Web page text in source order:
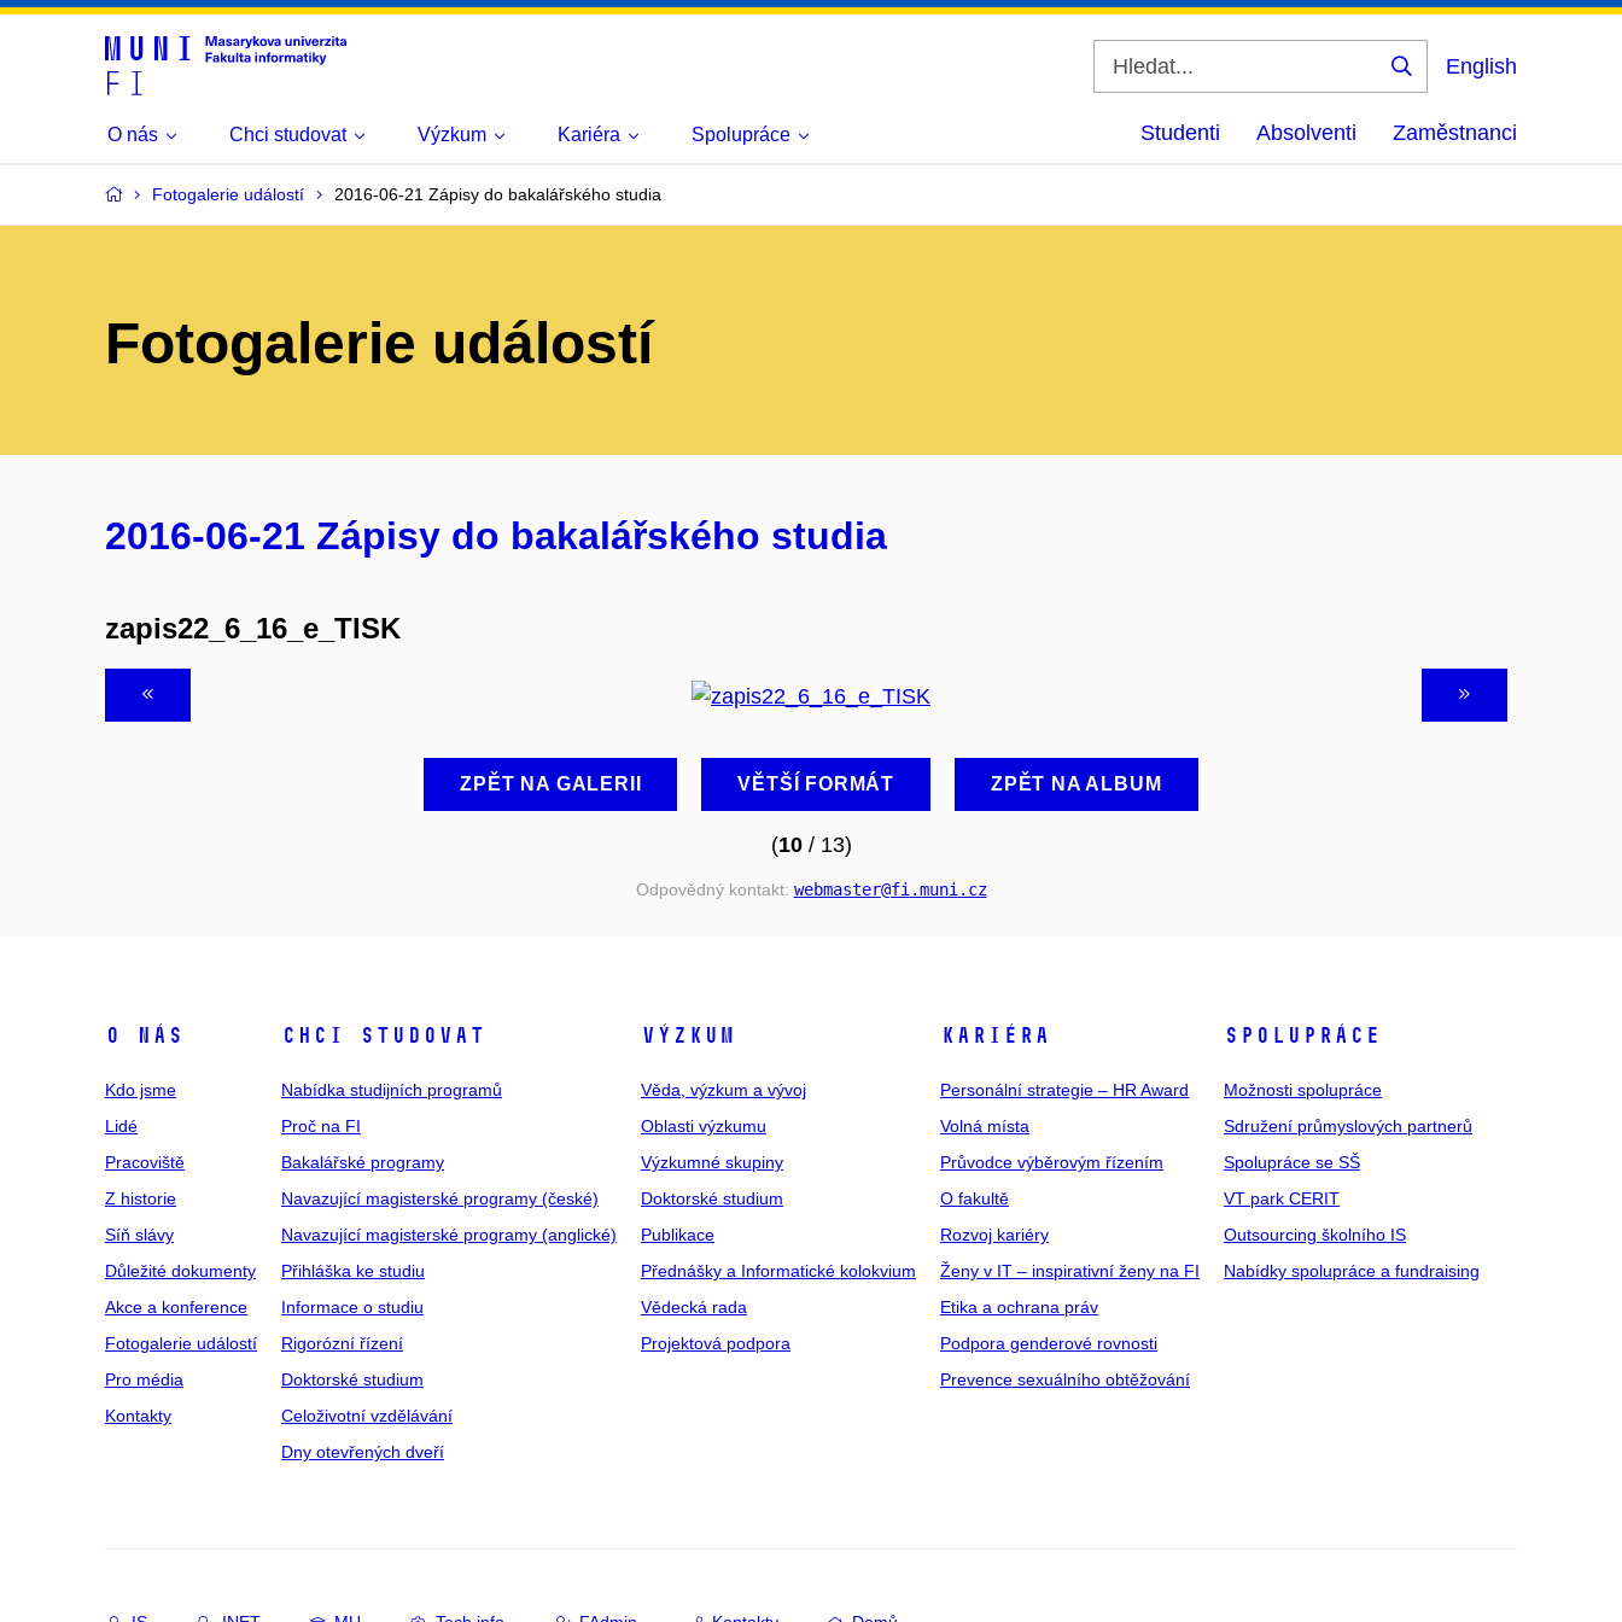
Vyhledat
English
O nás Chci studovat Výzkum Kariéra Spolupráce Studenti Absolventi Zaměstnanci
Fotogalerie událostí 2016-06-21 Zápisy do bakalářského studia
Fotogalerie událostí
2016-06-21 Zápisy do bakalářského studia
zapis22_6_16_e_TISK
ZPĚT NA GALERII VĚTŠÍ FORMÁT ZPĚT NA ALBUM
(10/ 13)
Odpovědný kontakt: webmaster@fi .muni .cz
O NÁS
Kdo jsme
Lidé
Pracoviště
Z historie
Síň slávy
Důležité dokumenty
Akce a konference
Fotogalerie událostí
Pro média
Kontakty
CHCI STUDOVAT
Nabídka studijních programů
Proč na FI
Bakalářské programy
Navazující magisterské programy (české)
Navazující magisterské programy (anglické)
Přihláška ke studiu
Informace o studiu
Rigorózní řízení
Doktorské studium
Celoživotní vzdělávání
Dny otevřených dveří
VÝZKUM
Věda, výzkum a vývoj
Oblasti výzkumu
Výzkumné skupiny
Doktorské studium
Publikace
Přednášky a Informatické kolokvium
Vědecká rada
Projektová podpora
KARIÉRA
Personální strategie – HR Award
Volná místa
Průvodce výběrovým řízením
O fakultě
Rozvoj kariéry
Ženy v IT – inspirativní ženy na FI
Etika a ochrana práv
Podpora genderové rovnosti
Prevence sexuálního obtěžování
SPOLUPRÁCE
Možnosti spolupráce
Sdružení průmyslových partnerů
Spolupráce se SŠ
VT park CERIT
Outsourcing školního IS
Nabídky spolupráce a fundraising